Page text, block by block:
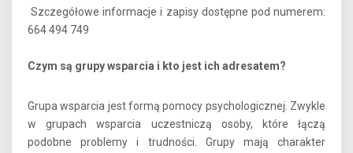
Szczegółowe informacje i zapisy dostępne pod numerem:
664 494 749
Czym są grupy wsparcia i kto jest ich adresatem?
Grupa wsparcia jest formą pomocy psychologicznej. Zwykle
w grupach wsparcia uczestniczą osoby, które łączą
podobne problemy i trudności. Grupy mają charakter